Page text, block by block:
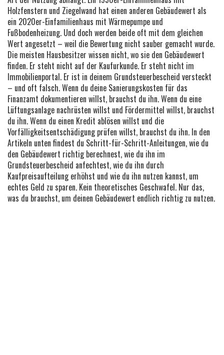
Holzfenstern und Ziegelwand hat einen anderen Gebäudewert als
ein 2020er-Einfamilienhaus mit Wärmepumpe und
Fußbodenheizung. Und doch werden beide oft mit dem gleichen
Wert angesetzt – weil die Bewertung nicht sauber gemacht wurde.
Die meisten Hausbesitzer wissen nicht, wo sie den Gebäudewert
finden. Er steht nicht auf der Kaufurkunde. Er steht nicht im
Immobilienportal. Er ist in deinem Grundsteuerbescheid versteckt
– und oft falsch. Wenn du deine Sanierungskosten für das
Finanzamt dokumentieren willst, brauchst du ihn. Wenn du eine
Lüftungsanlage nachrüsten willst und Fördermittel willst, brauchst
du ihn. Wenn du einen Kredit ablösen willst und die
Vorfälligkeitsentschädigung prüfen willst, brauchst du ihn. In den
Artikeln unten findest du Schritt-für-Schritt-Anleitungen, wie du
den Gebäudewert richtig berechnest, wie du ihn im
Grundsteuerbescheid anfechtest, wie du ihn durch
Kaufpreisaufteilung erhöhst und wie du ihn nutzen kannst, um
echtes Geld zu sparen. Kein theoretisches Geschwafel. Nur das,
was du brauchst, um deinen Gebäudewert endlich richtig zu nutzen.